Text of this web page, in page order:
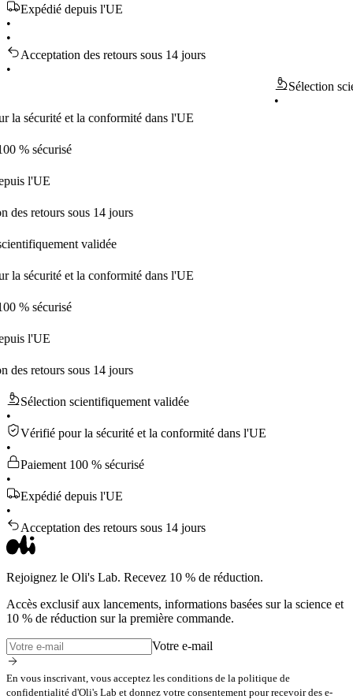
Expédié depuis l'UE
•
•
Acceptation des retours sous 14 jours
•
Sélection
et la conformité dans l'UE
sous 14 jours
validée
et la conformité dans l'UE
sous 14 jours
Sélection scientifiquement validée
•
Vérifié pour la sécurité et la conformité dans l'UE
•
Paiement 100 % sécurisé
•
Expédié depuis l'UE
•
Acceptation des retours sous 14 jours
Rejoignez le Oli's Lab. Recevez 10 % de réduction.
Accès exclusif aux lancements, informations basées sur la science et
10 % de réduction sur la première commande.
Votre e-mail
En vous inscrivant, vous acceptez les conditions de la politique de
confidentialité d'Oli's Lab et donnez votre consentement pour recevoir des e-